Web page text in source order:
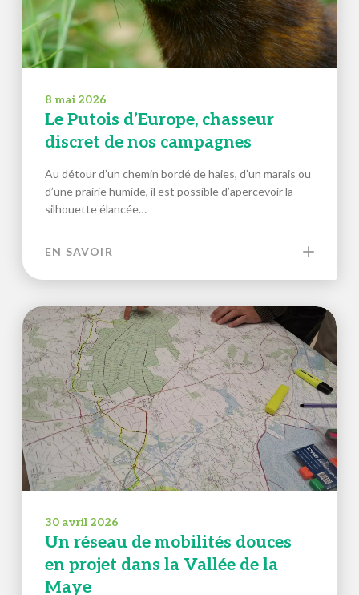
8 mai 2026
Le Putois d’Europe, chasseur
discret de nos campagnes
Au détour d’un chemin bordé de haies, d’un marais ou
d’une prairie humide, il est possible d’apercevoir la
silhouette élancée…
EN SAVOIR
30 avril 2026
Un réseau de mobilités douces
en projet dans la Vallée de la
Maye